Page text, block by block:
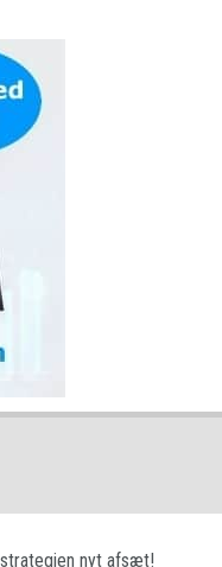
strategien nyt afsæt!